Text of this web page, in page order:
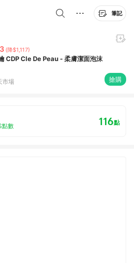
筆記
(降$1,117)
CDP Cle De Peau - 柔膚潔面泡沫
市場 搶購
點數 116點